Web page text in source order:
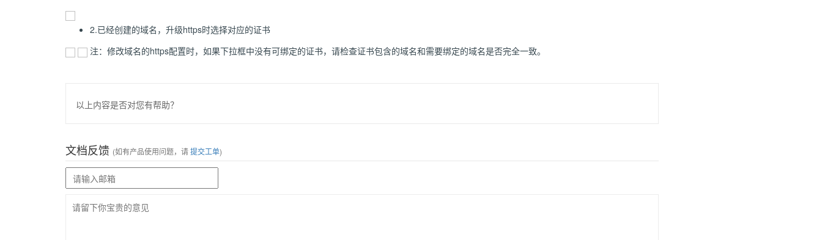
2.已经创建的域名，升级https时选择对应的证书
注：修改域名的https配置时，如果下拉框中没有可绑定的证书，请检查证书包含的域名和需要绑定的域名是否完全一致。
以上内容是否对您有帮助？
文档反馈 (如有产品使用问题，请提交工单)